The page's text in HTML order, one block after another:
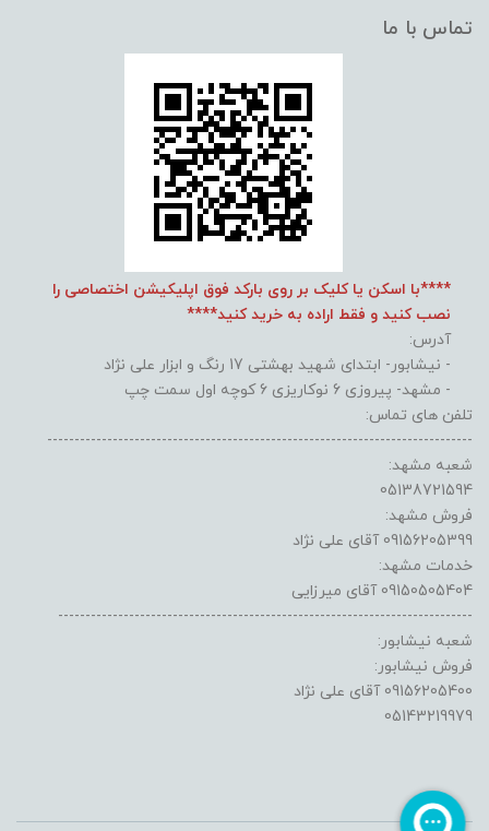
تماس با ما
****با اسکن یا کلیک بر روی بارکد فوق اپلیکیشن اختصاصی را
نصب کنید و فقط اراده به خرید کنید****
آدرس:
- نیشابور- ابتدای شهید بهشتی 17 رنگ و ابزار علی نژاد
- مشهد- پیروزی 6 نوکاریزی 6 کوچه اول سمت چپ
تلفن های تماس:
------------------------------------------------------------------------------
شعبه مشهد:
05138721594
فروش مشهد:
09156205399 آقای علی نژاد
خدمات مشهد:
09150505404 آقای میرزایی
----------------------------------------------------------------------------
شعبه نیشابور:
فروش نیشابور:
09156205400 آقای علی نژاد
05143219979